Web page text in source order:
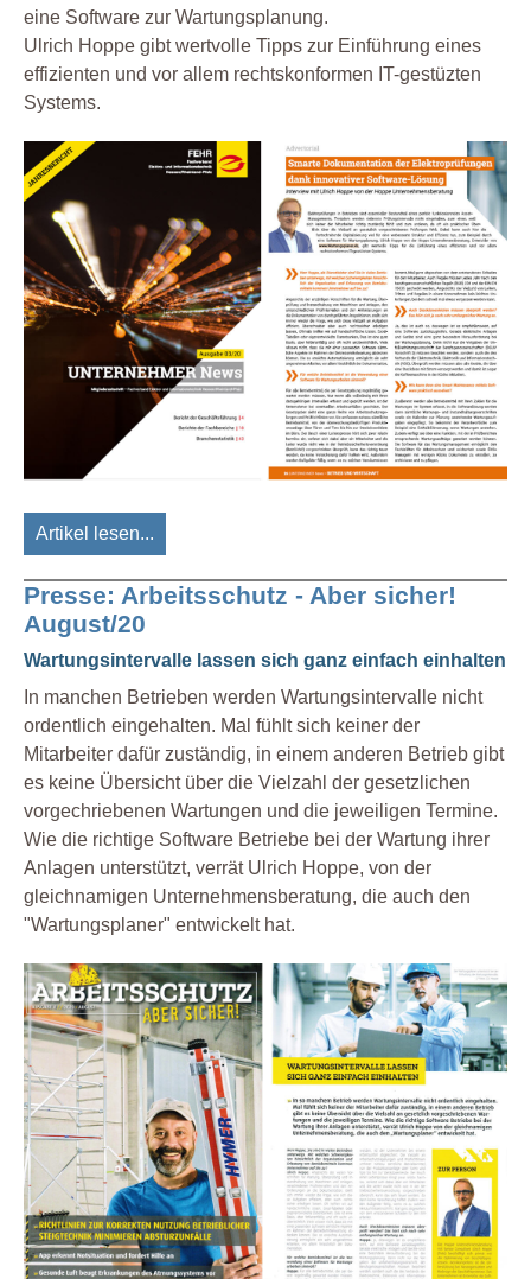
eine Software zur Wartungsplanung.
Ulrich Hoppe gibt wertvolle Tipps zur Einführung eines
effizienten und vor allem rechtskonformen IT-gestüzten
Systems.
Artikel lesen...
Presse: Arbeitsschutz - Aber sicher!
August/20
Wartungsintervalle lassen sich ganz einfach einhalten
In manchen Betrieben werden Wartungsintervalle nicht
ordentlich eingehalten. Mal fühlt sich keiner der
Mitarbeiter dafür zuständig, in einem anderen Betrieb gibt
es keine Übersicht über die Vielzahl der gesetzlichen
vorgechriebenen Wartungen und die jeweiligen Termine.
Wie die richtige Software Betriebe bei der Wartung ihrer
Anlagen unterstützt, verrät Ulrich Hoppe, von der
gleichnamigen Unternehmensberatung, die auch den
"Wartungsplaner" entwickelt hat.